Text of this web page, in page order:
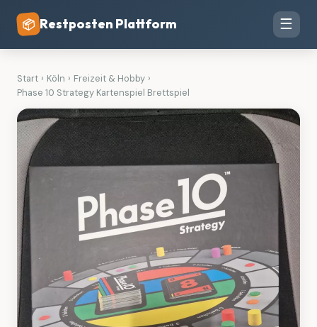
📦 Restposten Plattform ☰
Start › Köln › Freizeit & Hobby ›
Phase 10 Strategy Kartenspiel Brettspiel